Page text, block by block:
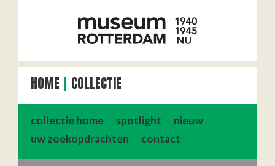
HOME COLLECTIE
collectie home spotlight
nieuw
uw zoekopdrachten
contact